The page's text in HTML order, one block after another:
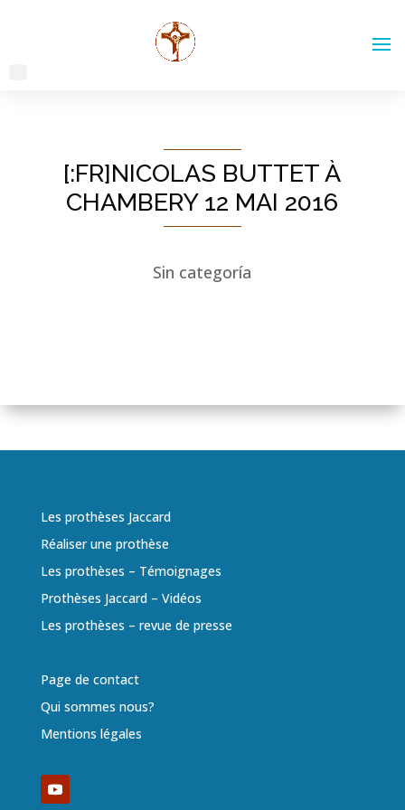
[:FR]NICOLAS BUTTET À
CHAMBERY 12 MAI 2016
Sin categoría
Les prothèses Jaccard
Réaliser une prothèse
Les prothèses – Témoignages
Prothèses Jaccard – Vidéos
Les prothèses – revue de presse
Page de contact
Qui sommes nous?
Mentions légales